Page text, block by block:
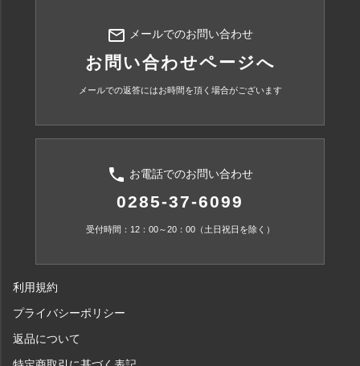
mail_outline メールでのお問い合わせ
お問い合わせページへ
メールでの返答にはお時間を頂く場合がございます
phone お電話でのお問い合わせ
0285-37-6099
受付時間：12：00～20：00（土日祝日を除く）
利用規約
プライバシーポリシー
返品について